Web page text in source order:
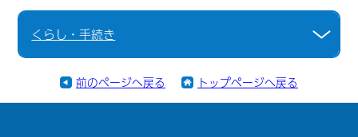
くらし・手続き
前のページへ戻る トップページへ戻る